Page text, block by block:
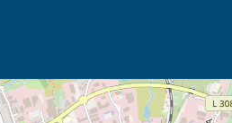
in neuem Tab (Karte)